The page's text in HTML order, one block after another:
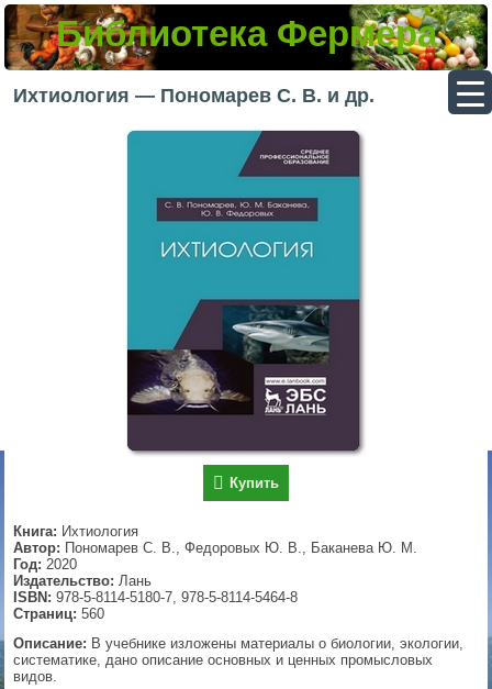
Библиотека Фермера
Ихтиология — Пономарев С. В. и др.
Купить
Книга: Ихтиология
Автор: Пономарев С. В., Федоровых Ю. В., Баканева Ю. М.
Год: 2020
Издательство: Лань
ISBN: 978-5-8114-5180-7, 978-5-8114-5464-8
Страниц: 560
Описание: В учебнике изложены материалы о биологии, экологии,
систематике, дано описание основных и ценных промысловых
видов.
▼
▼